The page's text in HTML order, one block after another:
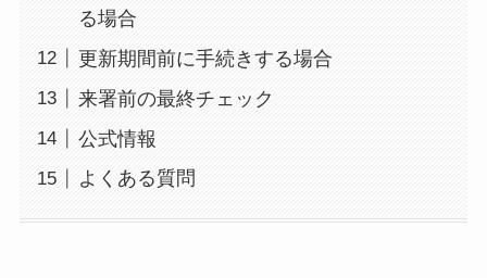
る場合
更新期間前に手続きする場合
来署前の最終チェック
公式情報
よくある質問